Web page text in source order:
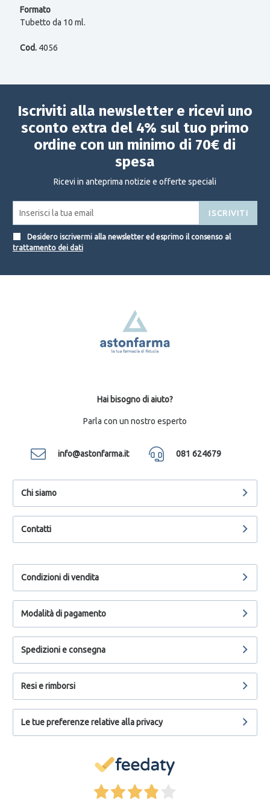
Formato
Tubetto da 10 ml.
Cod.4056
Iscriviti alla newsletter e ricevi uno
sconto extra del 4% sul tuo primo
ordine con un minimo di 70€ di
spesa
Ricevi in anteprima notizie e offerte speciali
ISCRIVITI
Desidero iscrivermi alla newsletter ed esprimo il consenso al
trattamento dei dati
Hai bisogno di aiuto?
Parla con un nostro esperto
info@astonfarma.it 081 624679
Chi siamo
Contatti
Condizioni di vendita
Modalità di pagamento
Spedizioni e consegna
Resi e rimborsi
Le tue preferenze relative alla privacy